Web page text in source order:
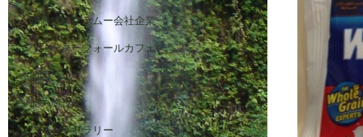
研修プログラムー会社企業
ウォーターフォールカフェ
地図
他の施設
フォトギャラリー